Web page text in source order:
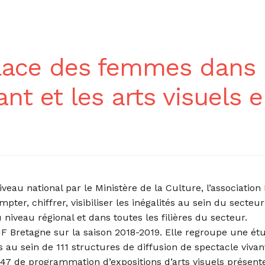
des femmes dans
et les arts visuels
national par le Ministère de la Culture, l’association
chiffrer, visibiliser les inégalités au sein du secteur
régional et dans toutes les filières du secteur.
Bretagne sur la saison 2018-2019. Elle regroupe une
sein de 111 structures de diffusion de spectacle
de programmation d’expositions d’arts visuels